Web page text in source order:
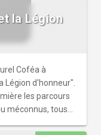
la Légion
Coféa à
Légion d'honneur".
les parcours
méconnus, tous